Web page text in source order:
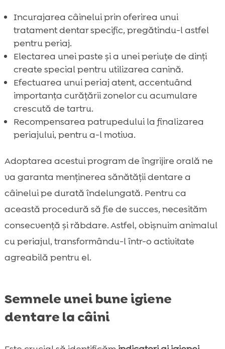
Incurajarea câinelui prin oferirea unui
tratament dentar specific, pregătindu-l astfel
pentru periaj.
Electarea unei paste și a unei periuțe de dinți
create special pentru utilizarea canină.
Efectuarea unui periaj atent, accentuând
importanța curățării zonelor cu acumulare
crescută de tartru.
Recompensarea patrupedului la finalizarea
periajului, pentru a-l motiva.
Adoptarea acestui program de îngrijire orală ne
va garanta menținerea sănătății dentare a
câinelui pe durată îndelungată. Pentru ca
această procedură să fie de succes, necesităm
consecvență și răbdare. Astfel, obișnuim animalul
cu periajul, transformându-l într-o activitate
agreabilă pentru el.
Semnele unei bune igiene
dentare la câini